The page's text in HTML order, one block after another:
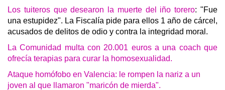
Los tuiteros que desearon la muerte del iño torero: "Fue
una estupidez". La Fiscalía pide para ellos 1 año de cárcel,
acusados de delitos de odio y contra la integridad moral.
La Comunidad multa con 20.001 euros a una coach que
ofrecía terapias para curar la homosexualidad.
Ataque homófobo en Valencia: le rompen la nariz a un
joven al que llamaron "maricón de mierda".